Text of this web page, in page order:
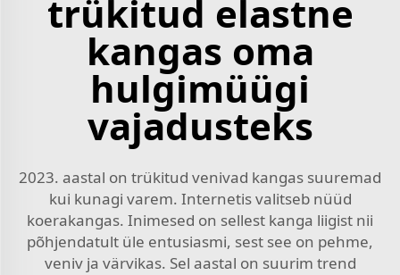
trükitud elastne
kangas oma
hulgimüügi
vajadusteks
2023. aastal on trükitud venivad kangas suuremad
kui kunagi varem. Internetis valitseb nüüd
koerakangas. Inimesed on sellest kanga liigist nii
põhjendatult üle entusiasmi, sest see on pehme,
veniv ja värvikas. Sel aastal on suurim trend